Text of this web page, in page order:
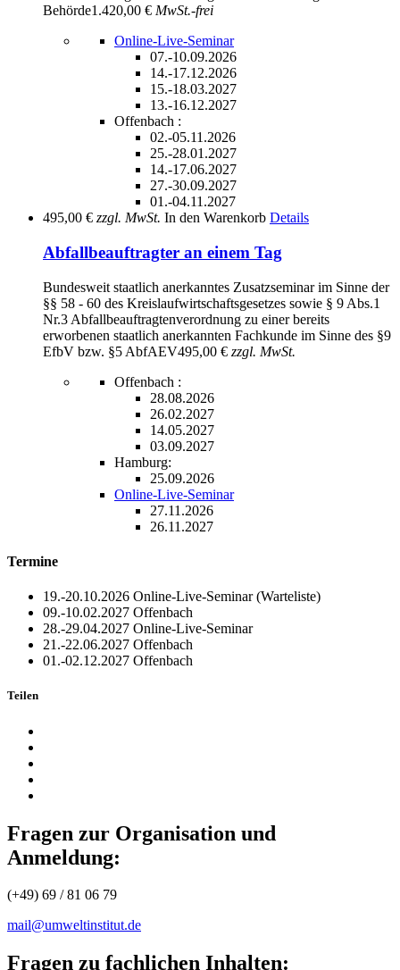
Behörde1.420,00 € MwSt.-frei
Online-Live-Seminar
07.-10.09.2026
14.-17.12.2026
15.-18.03.2027
13.-16.12.2027
Offenbach :
02.-05.11.2026
25.-28.01.2027
14.-17.06.2027
27.-30.09.2027
01.-04.11.2027
495,00 € zzgl. MwSt. In den Warenkorb Details
Abfallbeauftragter an einem Tag
Bundesweit staatlich anerkanntes Zusatzseminar im Sinne der
§§ 58 - 60 des Kreislaufwirtschaftsgesetzes sowie § 9 Abs.1
Nr.3 Abfallbeauftragtenverordnung zu einer bereits
erworbenen staatlich anerkannten Fachkunde im Sinne des §9
EfbV bzw. §5 AbfAEV495,00 € zzgl. MwSt.
Offenbach :
28.08.2026
26.02.2027
14.05.2027
03.09.2027
Hamburg:
25.09.2026
Online-Live-Seminar
27.11.2026
26.11.2027
Termine
19.-20.10.2026 Online-Live-Seminar (Warteliste)
09.-10.02.2027 Offenbach
28.-29.04.2027 Online-Live-Seminar
21.-22.06.2027 Offenbach
01.-02.12.2027 Offenbach
Teilen
Fragen zur Organisation und
Anmeldung:
(+49) 69 / 81 06 79
mail@umweltinstitut.de
Fragen zu fachlichen Inhalten: